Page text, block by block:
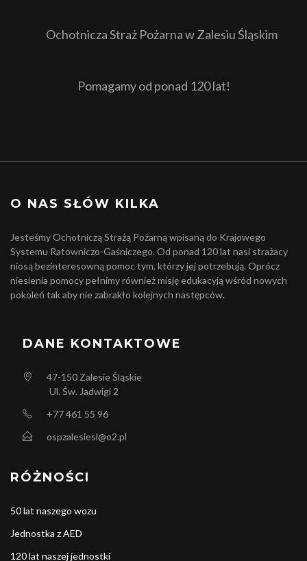
Ochotnicza Straż Pożarna w Zalesiu Śląskim
Pomagamy od ponad 120 lat!
O NAS SŁÓW KILKA
Jesteśmy Ochotniczą Strażą Pożarną wpisaną do Krajowego
Systemu Ratowniczo-Gaśniczego. Od ponad 120 lat nasi strażacy
niosą bezinteresowną pomoc tym, którzy jej potrzebują. Oprócz
niesienia pomocy pełnimy również misję edukacyją wśród nowych
pokoleń tak aby nie zabrakło kolejnych następców.
DANE KONTAKTOWE
47-150 Zalesie Śląskie
Ul. Św. Jadwigi 2
+77 461 55 96
ospzalesiesl@o2.pl
RÓŻNOŚCI
50 lat naszego wozu
Jednostka z AED
120 lat naszej jednostki